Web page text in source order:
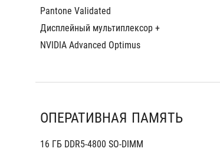
Pantone Validated
Дисплейный мультиплексор +
NVIDIA Advanced Optimus
ОПЕРАТИВНАЯ ПАМЯТЬ
16 ГБ DDR5-4800 SO-DIMM